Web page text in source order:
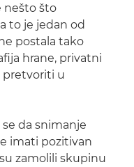
nešto što
to je jedan od
postala tako
hrane, privatni
pretvoriti u
da snimanje
imati pozitivan
zamolili skupinu